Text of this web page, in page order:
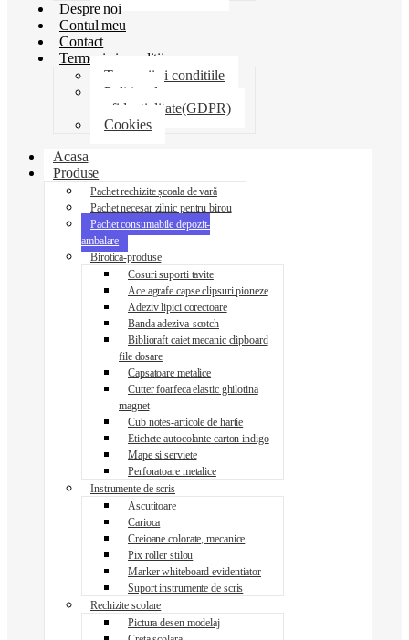
Despre noi
Contul meu
Contact
Termeni si conditii
Termenii si conditiile
Politica de
confidentialitate(GDPR)
Cookies
Acasa
Produse
Pachet rechizite școala de vară
Pachet necesar zilnic pentru birou
Pachet consumabile depozit-
ambalare
Birotica-produse
Cosuri suporti tavite
Ace agrafe capse clipsuri pioneze
Adeziv lipici corectoare
Banda adeziva-scotch
Biblioraft caiet mecanic clipboard
file dosare
Capsatoare metalice
Cutter foarfeca elastic ghilotina
magnet
Cub notes-articole de hartie
Etichete autocolante carton indigo
Mape si serviete
Perforatoare metalice
Instrumente de scris
Ascutitoare
Carioca
Creioane colorate, mecanice
Pix roller stilou
Marker whiteboard evidentiator
Suport instrumente de scris
Rechizite scolare
Pictura desen modelaj